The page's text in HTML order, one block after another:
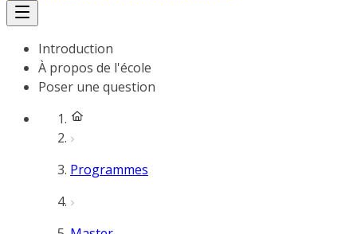
Introduction
À propos de l'école
Poser une question
Programmes